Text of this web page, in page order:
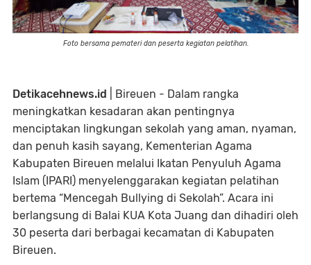
Foto bersama pemateri dan peserta kegiatan pelatihan.
Detikacehnews.id
| Bireuen - Dalam rangka
meningkatkan kesadaran akan pentingnya
menciptakan lingkungan sekolah yang aman, nyaman,
dan penuh kasih sayang, Kementerian Agama
Kabupaten Bireuen melalui Ikatan Penyuluh Agama
Islam (IPARI) menyelenggarakan kegiatan pelatihan
bertema “Mencegah Bullying di Sekolah”. Acara ini
berlangsung di Balai KUA Kota Juang dan dihadiri oleh
30 peserta dari berbagai kecamatan di Kabupaten
Bireuen.